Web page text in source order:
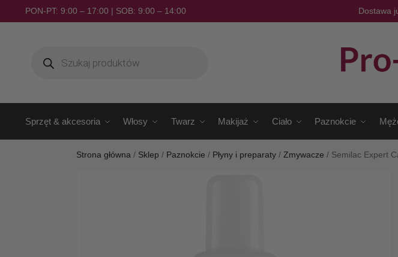
PON-PT: 9:00 – 17:00 | SOB: 9:00 – 14:00 Dostawa
Sprzęt & akcesoria Włosy Twarz Makijaż Ciało Paznokcie
Strona główna / Sklep / Paznokcie / Płyny i preparaty /Zmywacze / Semilac Expert